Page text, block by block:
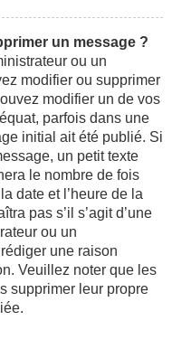
un message ?
ou un
modifier ou supprimer
modifier un de vos
parfois dans une
initial ait été publié. Si
un petit texte
le nombre de fois
date et l’heure de la
pas s’il s’agit d’une
ou un
une raison
Veuillez noter que les
supprimer leur propre